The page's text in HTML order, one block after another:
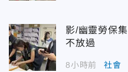
影/幽靈勞保
不放過
8小時前 社會